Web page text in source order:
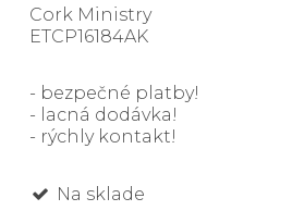
Cork Ministry
ETCP16184AK
- bezpečné platby!
- lacná dodávka!
- rýchly kontakt!
Na sklade